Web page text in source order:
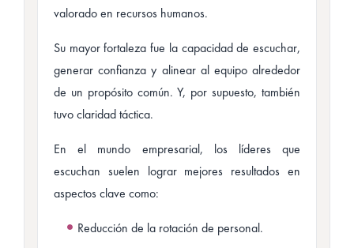
valorado en recursos humanos.
Su mayor fortaleza fue la capacidad de escuchar,
generar confianza y alinear al equipo alrededor
de un propósito común. Y, por supuesto, también
tuvo claridad táctica.
En el mundo empresarial, los líderes que
escuchan suelen lograr mejores resultados en
aspectos clave como:
Reducción de la rotación de personal.